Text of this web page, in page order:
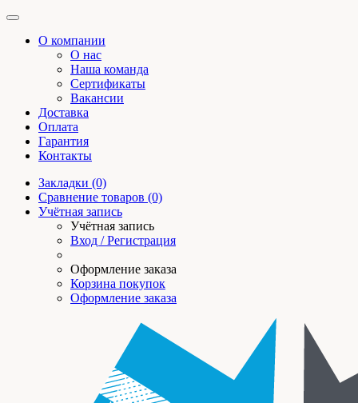
О компании
О нас
Наша команда
Сертификаты
Вакансии
Доставка
Оплата
Гарантия
Контакты
Закладки (0)
Сравнение товаров (0)
Учётная запись
Учётная запись
Вход / Регистрация
Оформление заказа
Корзина покупок
Оформление заказа